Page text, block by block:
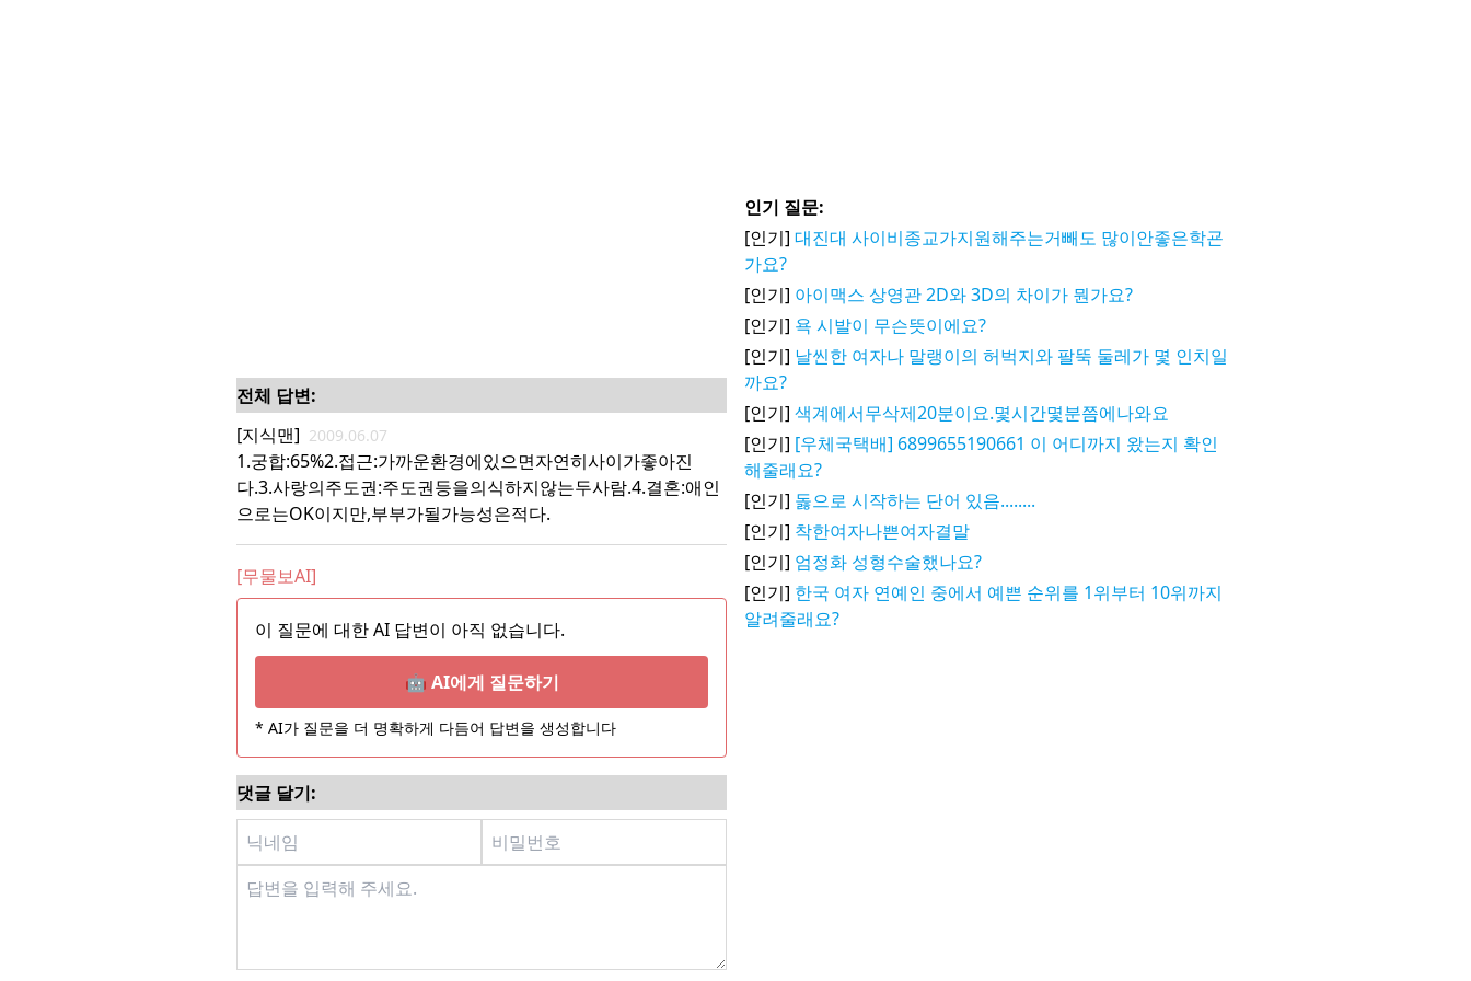
전체 답변:
[지식맨] 2009.06.07
1.궁합:65%2.접근:가까운환경에있으면자연히사이가좋아진
다.3.사랑의주도권:주도권등을의식하지않는두사람.4.결혼:애인
으로는OK이지만,부부가될가능성은적다.
[무물보AI]
이 질문에 대한 AI 답변이 아직 없습니다.
🤖 AI에게 질문하기
* AI가 질문을 더 명확하게 다듬어 답변을 생성합니다
댓글 달기:
인기 질문:
[인기] 대진대 사이비종교가지원해주는거빼도 많이안좋은학굔
가요?
[인기] 아이맥스 상영관 2D와 3D의 차이가 뭔가요?
[인기] 욕 시발이 무슨뜻이에요?
[인기] 날씬한 여자나 말랭이의 허벅지와 팔뚝 둘레가 몇 인치일
까요?
[인기] 색계에서무삭제20분이요.몇시간몇분쯤에나와요
[인기] [우체국택배] 6899655190661 이 어디까지 왔는지 확인
해줄래요?
[인기] 돓으로 시작하는 단어 있음........
[인기] 착한여자나쁜여자결말
[인기] 엄정화 성형수술했나요?
[인기] 한국 여자 연예인 중에서 예쁜 순위를 1위부터 10위까지
알려줄래요?